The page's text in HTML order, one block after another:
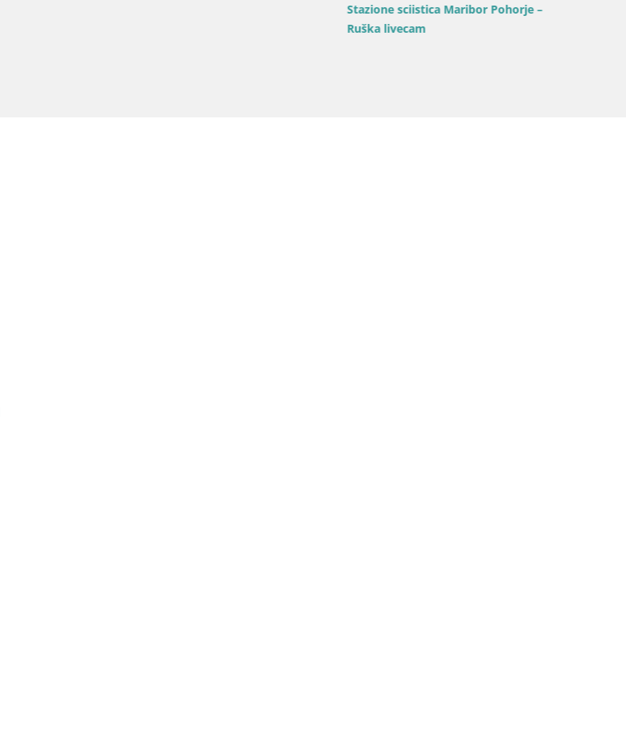
Stazione sciistica Maribor Pohorje –
Ruška livecam